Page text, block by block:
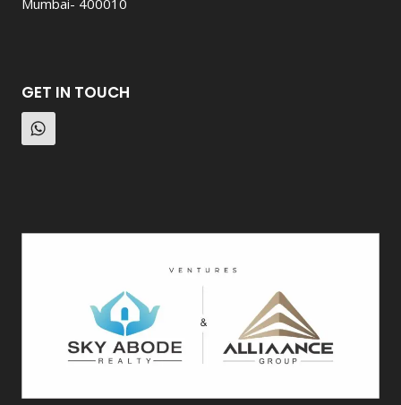
Mumbai- 400010
GET IN TOUCH